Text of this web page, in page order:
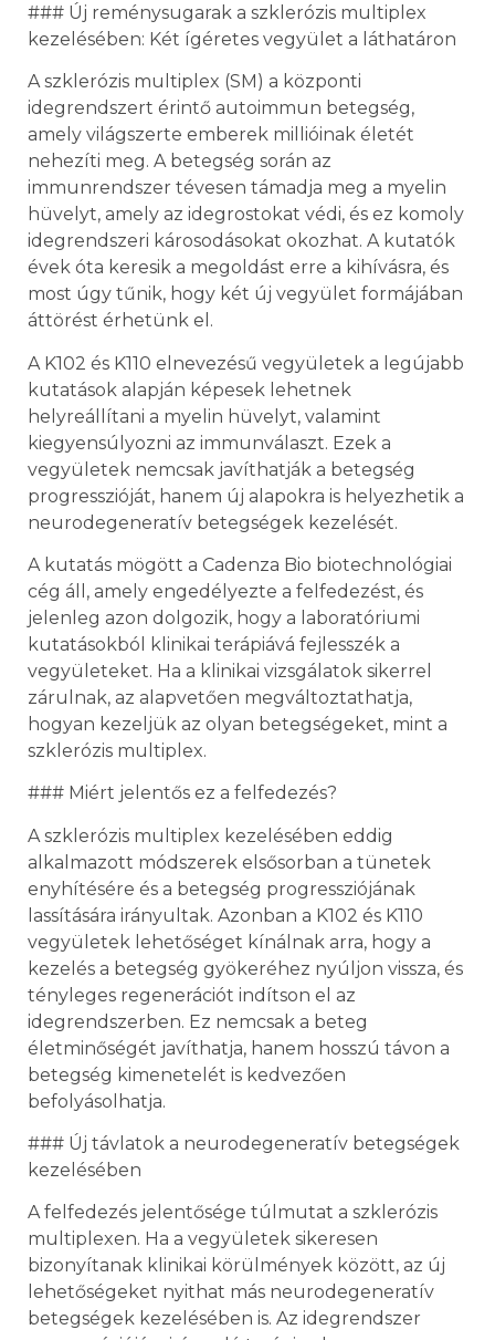
### Új reménysugarak a szklerózis multiplex
kezelésében: Két ígéretes vegyület a láthatáron
A szklerózis multiplex (SM) a központi
idegrendszert érintő autoimmun betegség,
amely világszerte emberek millióinak életét
nehezíti meg. A betegség során az
immunrendszer tévesen támadja meg a myelin
hüvelyt, amely az idegrostokat védi, és ez komoly
idegrendszeri károsodásokat okozhat. A kutatók
évek óta keresik a megoldást erre a kihívásra, és
most úgy tűnik, hogy két új vegyület formájában
áttörést érhetünk el.
A K102 és K110 elnevezésű vegyületek a legújabb
kutatások alapján képesek lehetnek
helyreállítani a myelin hüvelyt, valamint
kiegyensúlyozni az immunválaszt. Ezek a
vegyületek nemcsak javíthatják a betegség
progresszióját, hanem új alapokra is helyezhetik a
neurodegeneratív betegségek kezelését.
A kutatás mögött a Cadenza Bio biotechnológiai
cég áll, amely engedélyezte a felfedezést, és
jelenleg azon dolgozik, hogy a laboratóriumi
kutatásokból klinikai terápiává fejlesszék a
vegyületeket. Ha a klinikai vizsgálatok sikerrel
zárulnak, az alapvetően megváltoztathatja,
hogyan kezeljük az olyan betegségeket, mint a
szklerózis multiplex.
### Miért jelentős ez a felfedezés?
A szklerózis multiplex kezelésében eddig
alkalmazott módszerek elsősorban a tünetek
enyhítésére és a betegség progressziójának
lassítására irányultak. Azonban a K102 és K110
vegyületek lehetőséget kínálnak arra, hogy a
kezelés a betegség gyökeréhez nyúljon vissza, és
tényleges regenerációt indítson el az
idegrendszerben. Ez nemcsak a beteg
életminőségét javíthatja, hanem hosszú távon a
betegség kimenetelét is kedvezően
befolyásolhatja.
### Új távlatok a neurodegeneratív betegségek
kezelésében
A felfedezés jelentősége túlmutat a szklerózis
multiplexen. Ha a vegyületek sikeresen
bizonyítanak klinikai körülmények között, az új
lehetőségeket nyithat más neurodegeneratív
betegségek kezelésében is. Az idegrendszer